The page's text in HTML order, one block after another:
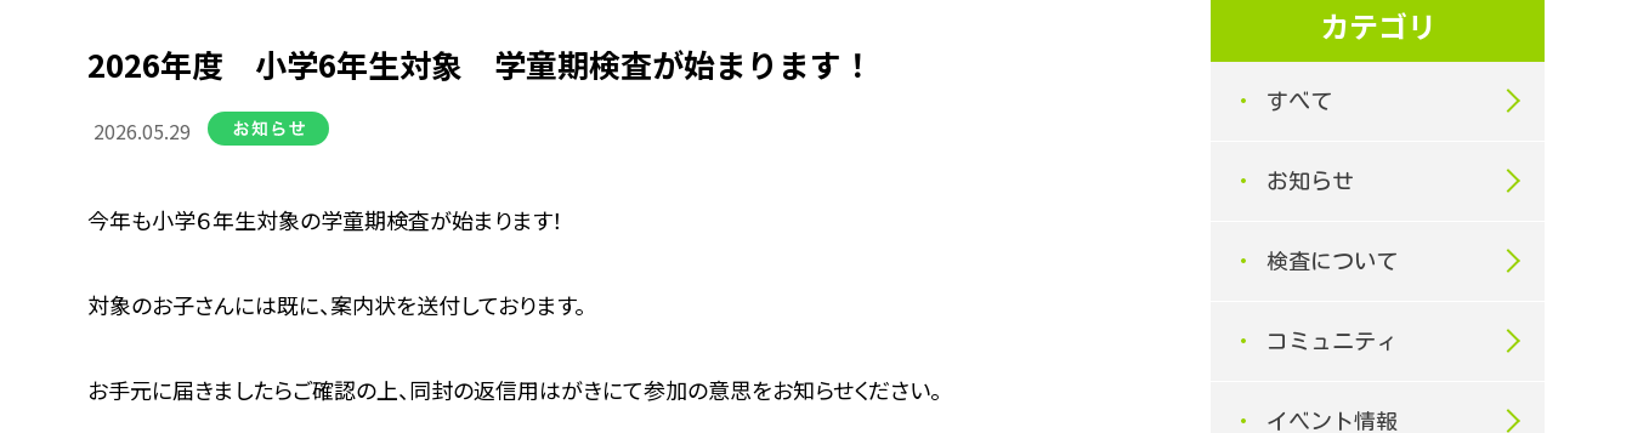
2026年度 小学6年生対象 学童期検査が始まります！
2026.05.29
今年も小学６年生対象の学童期検査が始まります！
対象のお子さんには既に、案内状を送付しております。
お手元に届きましたらご確認の上、同封の返信用はがきにて参加の意思をお知らせください。
カテゴリ
すべて
お知らせ
検査について
コミュニティ
イベント情報